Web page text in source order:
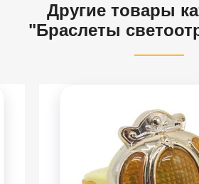
Другие товары
"Браслеты